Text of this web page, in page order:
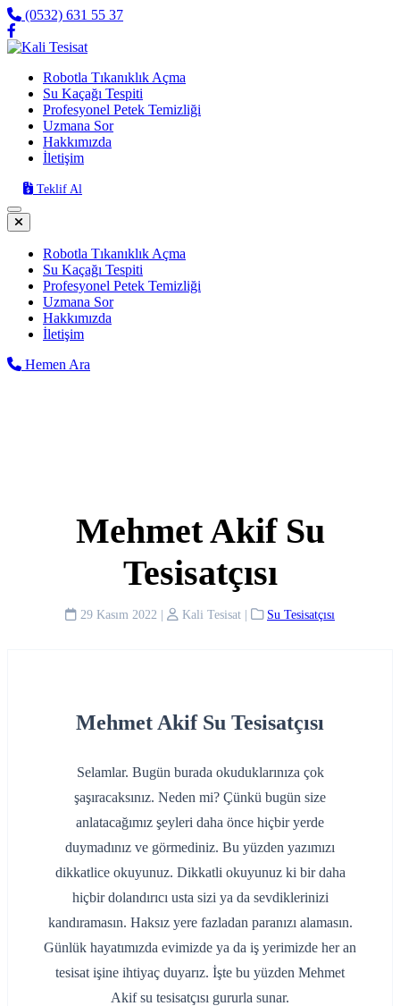
(0532) 631 55 37
Robotla Tıkanıklık Açma
Su Kaçağı Tespiti
Profesyonel Petek Temizliği
Uzmana Sor
Hakkımızda
İletişim
Teklif Al
Robotla Tıkanıklık Açma
Su Kaçağı Tespiti
Profesyonel Petek Temizliği
Uzmana Sor
Hakkımızda
İletişim
Hemen Ara
Mehmet Akif Su
Tesisatçısı
29 Kasım 2022 | Kali Tesisat | Su Tesisatçısı
Mehmet Akif Su Tesisatçısı
Selamlar. Bugün burada okuduklarınıza çok
şaşıracaksınız. Neden mi? Çünkü bugün size
anlatacağımız şeyleri daha önce hiçbir yerde
duymadınız ve görmediniz. Bu yüzden yazımızı
dikkatlice okuyunuz. Dikkatli okuyunuz ki bir daha
hiçbir dolandırıcı usta sizi ya da sevdiklerinizi
kandıramasın. Haksız yere fazladan paranızı alamasın.
Günlük hayatımızda evimizde ya da iş yerimizde her an
tesisat işine ihtiyaç duyarız. İşte bu yüzden Mehmet
Akif su tesisatçısı gururla sunar.